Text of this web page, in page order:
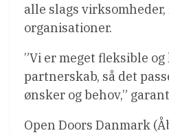
alle slags
organisationer.
”Vi er meget fleksible
partnerskab, så det
ønsker og behov,”
Open Doors Danmark